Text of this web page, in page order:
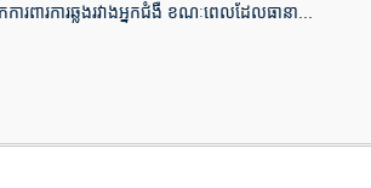
រពារការឆ្លងរវាងអ្នកជំងឺ ខណៈពេលដែលធានា...